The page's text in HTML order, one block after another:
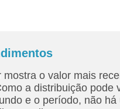
mostra o valor mais
a distribuição pode
e o período, não